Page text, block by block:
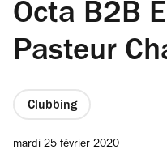
Octa B2B
Pasteur
Clubbing
mardi 25 février 2020